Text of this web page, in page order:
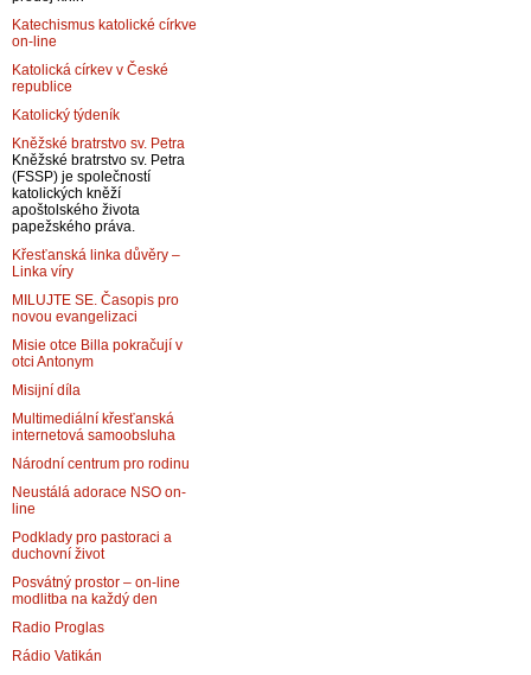
Katechismus katolické církve
on-line
Katolická církev v České
republice
Katolický týdeník
Kněžské bratrstvo sv. Petra
Kněžské bratrstvo sv. Petra
(FSSP) je společností
katolických kněží
apoštolského života
papežského práva.
Křesťanská linka důvěry –
Linka víry
MILUJTE SE. Časopis pro
novou evangelizaci
Misie otce Billa pokračují v
otci Antonym
Misijní díla
Multimediální křesťanská
internetová samoobsluha
Národní centrum pro rodinu
Neustálá adorace NSO on-
line
Podklady pro pastoraci a
duchovní život
Posvátný prostor – on-line
modlitba na každý den
Radio Proglas
Rádio Vatikán